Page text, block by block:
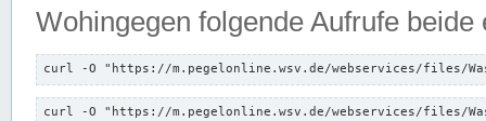
Wohingegen folgende Aufrufe beide
curl -O "https://m.pegelonline.wsv.de/webservices/files/
curl -O "https://m.pegelonline.wsv.de/webservices/files/